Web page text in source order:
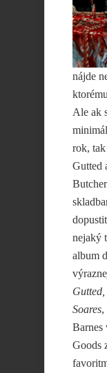
nájde
Ale ak
rok,
Gutted
nejaký
album
Soares,
Barnes
Goods